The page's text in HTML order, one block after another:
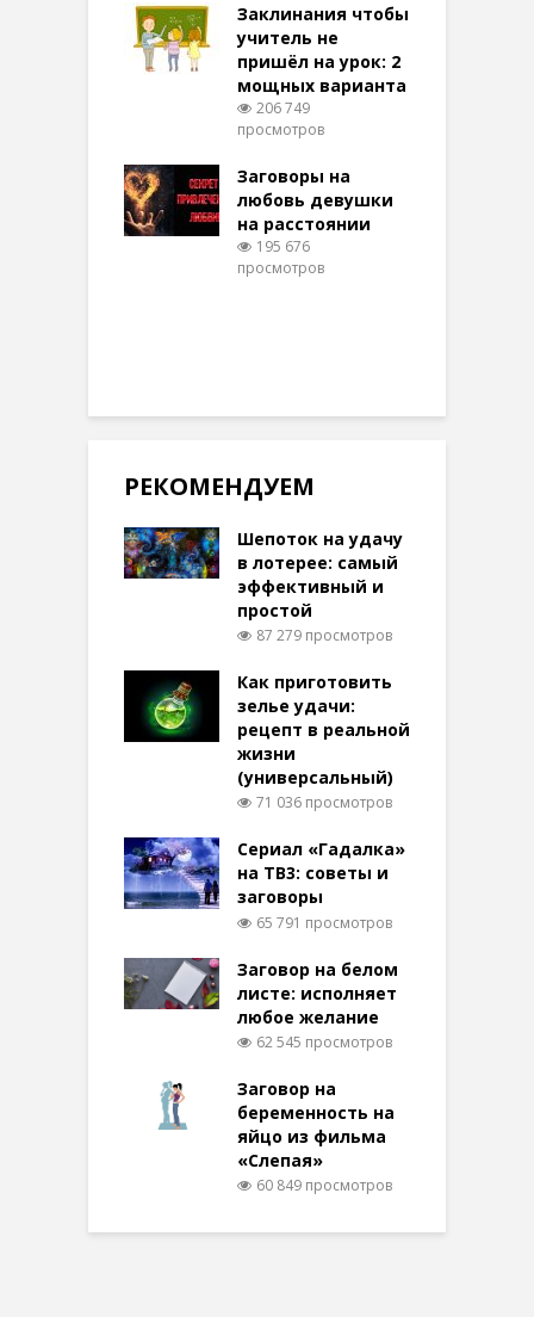
Заклинания чтобы
учитель не
пришёл на урок: 2
мощных варианта
206 749
просмотров
Заговоры на
любовь девушки
на расстоянии
195 676
просмотров
РЕКОМЕНДУЕМ
Шепоток на удачу
в лотерее: самый
эффективный и
простой
87 279 просмотров
Как приготовить
зелье удачи:
рецепт в реальной
жизни
(универсальный)
71 036 просмотров
Сериал «Гадалка»
на ТВ3: советы и
заговоры
65 791 просмотров
Заговор на белом
листе: исполняет
любое желание
62 545 просмотров
Заговор на
беременность на
яйцо из фильма
«Слепая»
60 849 просмотров